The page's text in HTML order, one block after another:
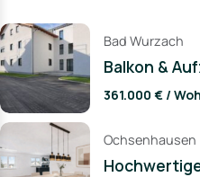
Bad Wurzach
Balkon &
361.000 € /
Ochsenhausen